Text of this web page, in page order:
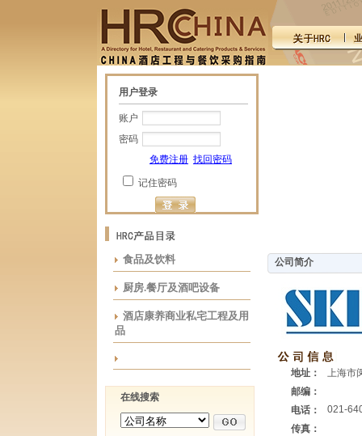
用户登录
账户
密码
免费注册 找回密码
记住密码
食品及饮料
厨房.餐厅及酒吧设备
酒店康养商业私宅工程及用
品
在线搜索
公司简介
地址：
上海市
邮编：
电话：
021-
传真：